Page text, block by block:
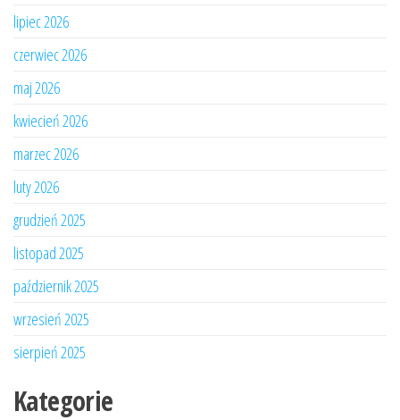
lipiec 2026
czerwiec 2026
maj 2026
kwiecień 2026
marzec 2026
luty 2026
grudzień 2025
listopad 2025
październik 2025
wrzesień 2025
sierpień 2025
Kategorie